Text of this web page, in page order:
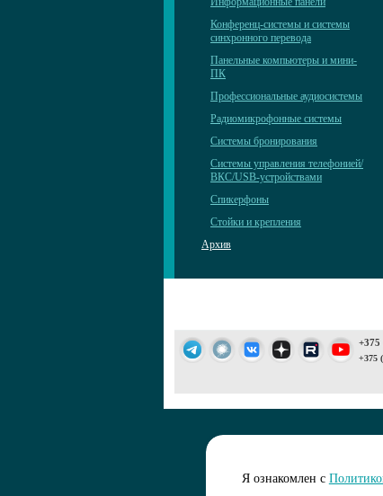
Конференц-системы и системы
синхронного перевода
Панельные компьютеры и мини-
ПК
Профессиональные аудиосистемы
Радиомикрофонные системы
Системы бронирования
Системы управления телефонией/
ВКС/USB-устройствами
Спикерфоны
Стойки и крепления
Архив
+375
+375
Я ознакомлен с